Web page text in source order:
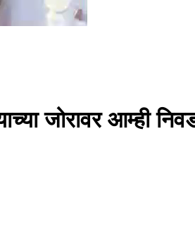
जोरावर आम्ही